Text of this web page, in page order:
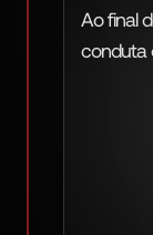
Ao final
conduta